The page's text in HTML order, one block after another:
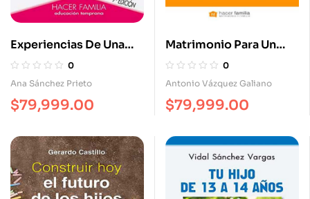
Experiencias De Una
Madre. El Poder De La
Estimulación. Los
Educadores. Sus
Planes De Acción Por
Edades.
0
Ana Sánchez Prieto
$79,999.00
Matrimonio Para Un
Tiempo Nuevo. Qué
Esperar De La
0
Antonio Vázquez Galiano
$79,999.00